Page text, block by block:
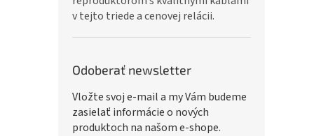
v tejto triede a cenovej relácii.
Odoberať newsletter
Vložte svoj e-mail a my Vám budeme
zasielať informácie o nových
produktoch na našom e-shope.